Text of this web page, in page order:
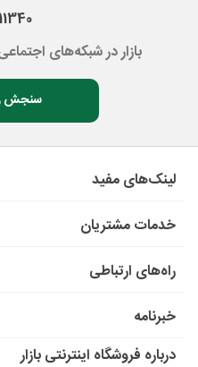
بازار در شبکه‌های
سنجش
لینک‌های مفید
خدمات مشتریان
راه‌های ارتباطی
خبرنامه
درباره‌ فروشگاه اینترنتی بازار